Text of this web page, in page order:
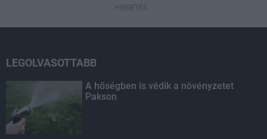
HIRDETÉS
LEGOLVASOTTABB
A hőségben is védik a növényzetet
Pakson